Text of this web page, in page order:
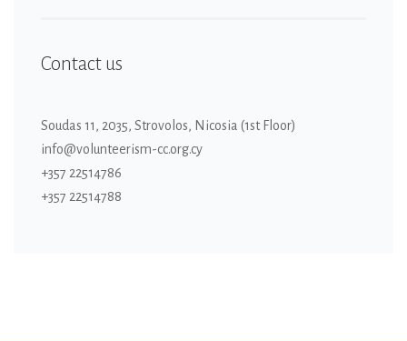
Contact us
Soudas 11, 2035, Strovolos, Nicosia (1st Floor)
info@volunteerism-cc.org.cy
+357 22514786
+357 22514788